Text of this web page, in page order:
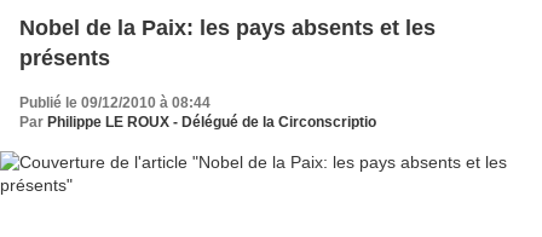
Nobel de la Paix: les pays absents et les
présents
Publié le 09/12/2010 à 08:44
Par Philippe LE ROUX - Délégué de la Circonscriptio